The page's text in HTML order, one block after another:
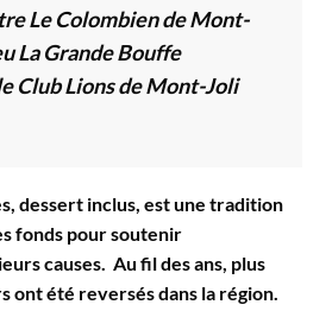
Le Colombien de Mont-
La Grande Bouffe
Club Lions de Mont-Joli
dessert inclus, est une tradition
fonds pour soutenir
causes. Au fil des ans, plus
ont été reversés dans la région.